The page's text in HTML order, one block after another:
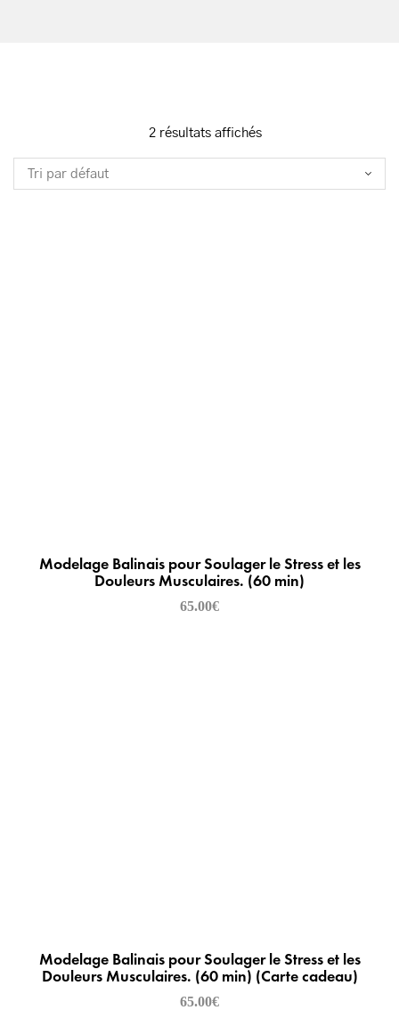
2 résultats affichés
Modelage Balinais pour Soulager le Stress et les
Douleurs Musculaires. (60 min)
65.00€
Modelage Balinais pour Soulager le Stress et les
Douleurs Musculaires. (60 min) (Carte cadeau)
65.00€